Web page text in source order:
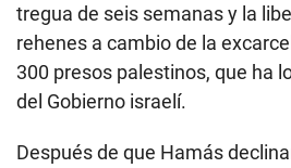
tregua de seis semanas y la
rehenes a cambio de la
300 presos palestinos, que ha
del Gobierno israelí.
Después de que Hamás